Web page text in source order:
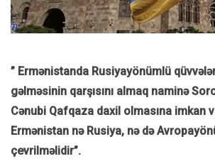
” Ermənistanda Rusiyayönümlü
gəlməsinin qarşısını almaq naminə
Cənubi Qafqaza daxil olmasına imkan
Ermənistan nə Rusiya, nə də
çevrilməlidir”.